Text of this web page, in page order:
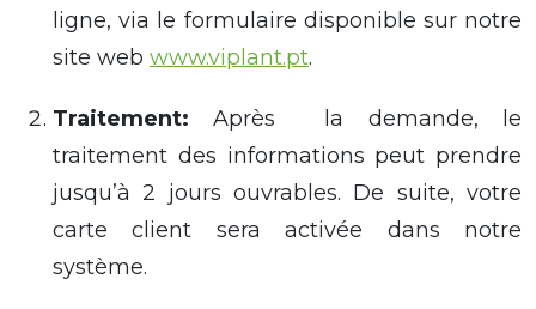
ligne, via le formulaire disponible sur notre
site web www.viplant.pt.
Traitement: Après la
demande, le
traitement des informations peut prendre
jusqu’à 2 jours ouvrables. De suite, votre
carte client sera activée dans notre
système.